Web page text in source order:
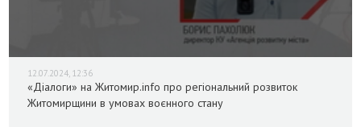
12.07.2024, 12:36
«Діалоги» на Житомир.info про регіональний розвиток
Житомирщини в умовах воєнного стану